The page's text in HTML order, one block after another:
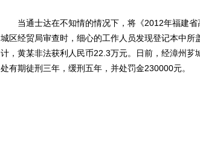
当通士达在不知情的情况下，将《2012年福建省
城区经贸局审查时，细心的工作人员发现登记本中
计，黄某非法获利人民币22.3万元。日前，经漳州芗
处有期徒刑三年，缓刑五年，并处罚金230000元。